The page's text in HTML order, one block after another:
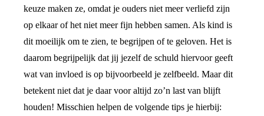
keuze maken ze, omdat je ouders niet meer verliefd zijn
op elkaar of het niet meer fijn hebben samen. Als kind is
dit moeilijk om te zien, te begrijpen of te geloven. Het is
daarom begrijpelijk dat jij jezelf de schuld hiervoor geeft
wat van invloed is op bijvoorbeeld je zelfbeeld. Maar dit
betekent niet dat je daar voor altijd zo’n last van blijft
houden! Misschien helpen de volgende tips je hierbij: